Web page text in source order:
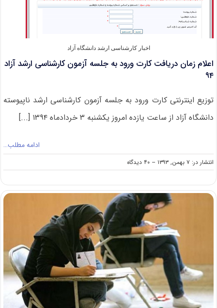
اخبار کارشناسی ارشد دانشگاه آزاد
اعلام زمان دریافت کارت ورود به جلسه آزمون کارشناسی ارشد آزاد
۹۴
توزیع اینترنتی کارت ورود به جلسه آزمون کارشناسی ارشد ناپیوسته
دانشگاه آزاد از ساعت یازده امروز یکشنبه ۳ خردادماه ۱۳۹۴ [...]
ادامه مطلب…
انتشار در: ۷ بهمن, ۱۳۹۳ -- ۴۰ دیدگاه
on
اعلام
دریافت
کارت
ورود
آزمون
کارشناسی
آزاد
۹۴